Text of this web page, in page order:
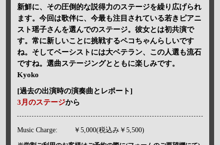
新鮮に、その圧倒的な説得力のステージを繰り広げられ
ます。今回は歌伴に、今最も注目されている若きピアニ
スト瑶子さんを選んでのステージ。彼女とは初共演で
す。常に新しいことに挑戦するペコちゃんらしいです
ね。そしてベーシストには大ベテラン、この人選も流石
ですね。選曲ステージングとともに楽しみです。
Kyoko
[過去の出演時の演奏曲とレポート]
3月のステージから
Music Charge: ￥5,000(税込み￥5,500)